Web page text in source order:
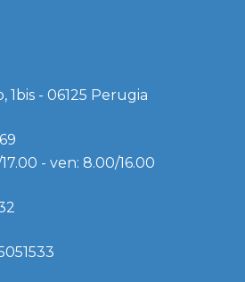
1bis - 06125 Perugia
- ven: 8.00/16.00